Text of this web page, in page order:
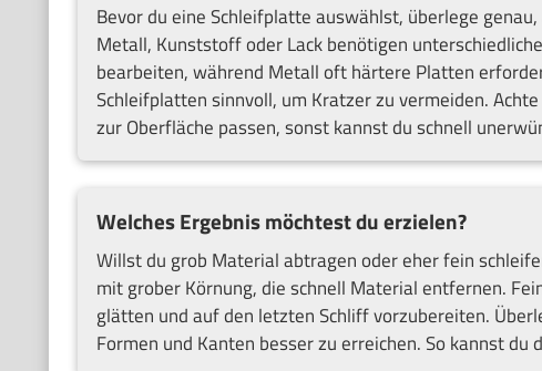
Bevor du eine Schleifplatte auswählst, überlege
Metall, Kunststoff oder Lack benötigen
bearbeiten, während Metall oft härtere Platten
Schleifplatten sinnvoll, um Kratzer zu vermeiden.
zur Oberfläche passen, sonst kannst du schnell
Welches Ergebnis möchtest du erzielen?
Willst du grob Material abtragen oder eher fein
mit grober Körnung, die schnell Material entfernen.
glätten und auf den letzten Schliff vorzubereiten.
Formen und Kanten besser zu erreichen. So kannst